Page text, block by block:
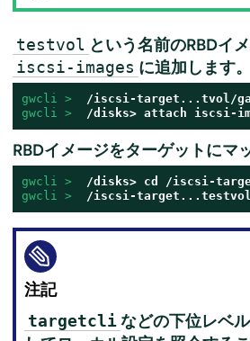
testvol という名前のRBDイ
iscsi-images に追加します。
gwcli >
gwcli >
/disks> attach iscsi-
RBDイメージをターゲットにマ
gwcli >
/disks> cd /iscsi-
gwcli >
/iscsi-target...testvol/
注記
targetcliなどの下位レベ